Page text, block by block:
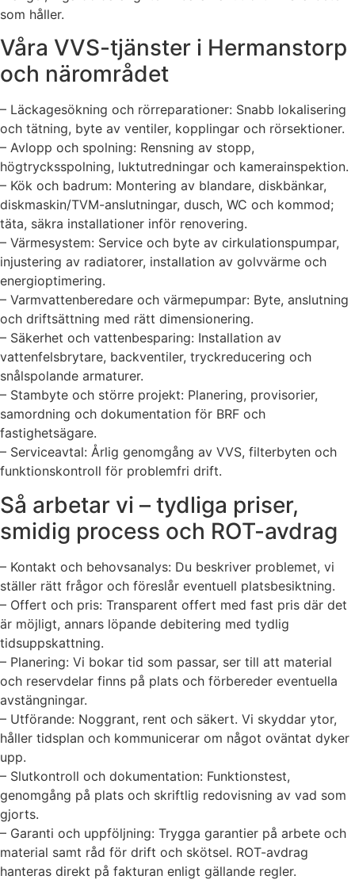
som håller.
Våra VVS-tjänster i Hermanstorp
och närområdet
– Läckagesökning och rörreparationer: Snabb lokalisering
och tätning, byte av ventiler, kopplingar och rörsektioner.
– Avlopp och spolning: Rensning av stopp,
högtrycksspolning, luktutredningar och kamerainspektion.
– Kök och badrum: Montering av blandare, diskbänkar,
diskmaskin/TVM-anslutningar, dusch, WC och kommod;
täta, säkra installationer inför renovering.
– Värmesystem: Service och byte av cirkulationspumpar,
injustering av radiatorer, installation av golvvärme och
energioptimering.
– Varmvattenberedare och värmepumpar: Byte, anslutning
och driftsättning med rätt dimensionering.
– Säkerhet och vattenbesparing: Installation av
vattenfelsbrytare, backventiler, tryckreducering och
snålspolande armaturer.
– Stambyte och större projekt: Planering, provisorier,
samordning och dokumentation för BRF och
fastighetsägare.
– Serviceavtal: Årlig genomgång av VVS, filterbyten och
funktionskontroll för problemfri drift.
Så arbetar vi – tydliga priser,
smidig process och ROT-avdrag
– Kontakt och behovsanalys: Du beskriver problemet, vi
ställer rätt frågor och föreslår eventuell platsbesiktning.
– Offert och pris: Transparent offert med fast pris där det
är möjligt, annars löpande debitering med tydlig
tidsuppskattning.
– Planering: Vi bokar tid som passar, ser till att material
och reservdelar finns på plats och förbereder eventuella
avstängningar.
– Utförande: Noggrant, rent och säkert. Vi skyddar ytor,
håller tidsplan och kommunicerar om något oväntat dyker
upp.
– Slutkontroll och dokumentation: Funktionstest,
genomgång på plats och skriftlig redovisning av vad som
gjorts.
– Garanti och uppföljning: Trygga garantier på arbete och
material samt råd för drift och skötsel. ROT-avdrag
hanteras direkt på fakturan enligt gällande regler.